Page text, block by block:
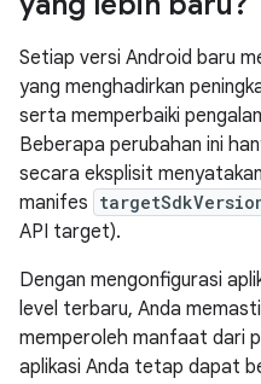
Setiap versi Android baru
yang menghadirkan
serta memperbaiki
Beberapa perubahan ini
secara eksplisit
manifes
API target).
Dengan mengonfigurasi
level terbaru, Anda
memperoleh manfaat dari
aplikasi Anda tetap dapat